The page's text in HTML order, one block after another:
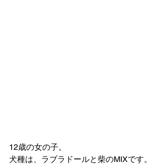
12歳の女の子。
犬種は、ラブラドールと柴のMIXです。